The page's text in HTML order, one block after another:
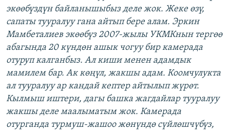
экөөбүздүн байланышыбыз деле жок. Жеке өзү,
сапаты тууралуу гана айтып бере алам. Эркин
Мамбеталиев экөөбүз 2007-жылы УКМКнын тергөө
абагында 20 күндөн ашык чогуу бир камерада
отуруп калганбыз. Ал киши менен адамдык
мамилем бар. Ак көңүл, жакшы адам. Коомчулукта
ал тууралуу ар кандай кептер айтылып жүрөт.
Кылмыш иштери, дагы башка жагдайлар тууралуу
жакшы деле маалыматым жок. Камерада
отурганда турмуш-жашоо жөнүндө сүйлөшчүбүз,